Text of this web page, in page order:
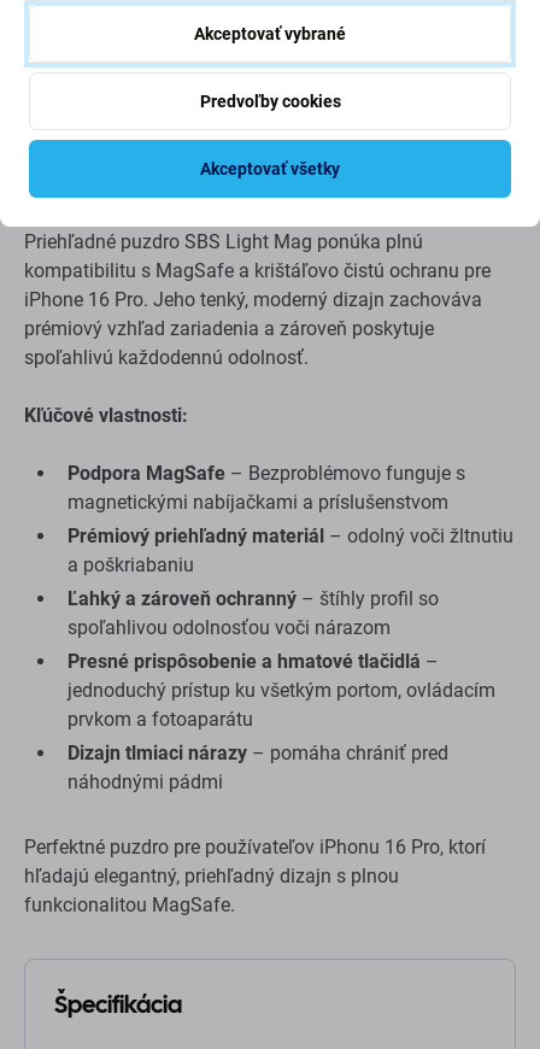
Popis a špecifikácia
SBS – Puzdro Light Mag s MagSafe pre iPhone 16 Pro,
Priehľadné puzdro SBS Light Mag ponúka plnú
kompatibilitu s MagSafe a krištáľovo čistú ochranu pre
iPhone 16 Pro. Jeho tenký, moderný dizajn zachováva
prémiový vzhľad zariadenia a zároveň poskytuje
spoľahlivú každodennú odolnosť.
Kľúčové vlastnosti:
Podpora MagSafe – Bezproblémovo funguje s
magnetickými nabíjačkami a príslušenstvom
Prémiový priehľadný materiál – odolný voči žltnutiu
a poškriabaniu
Ľahký a zároveň ochranný – štíhly profil so
spoľahlivou odolnosťou voči nárazom
Presné prispôsobenie a hmatové tlačidlá –
jednoduchý prístup ku všetkým portom, ovládacím
prvkom a fotoaparátu
Dizajn tlmiaci nárazy – pomáha chrániť pred
náhodnými pádmi
Perfektné puzdro pre používateľov iPhonu 16 Pro, ktorí
hľadajú elegantný, priehľadný dizajn s plnou
funkcionalitou MagSafe.
Špecifikácia
Akceptovať vybrané
Predvoľby cookies
Akceptovať všetky